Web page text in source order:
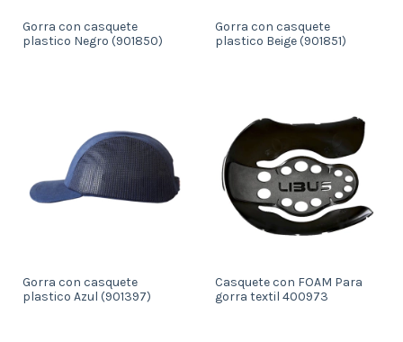
Gorra con casquete
plastico Negro (901850)
Gorra con casquete
plastico Beige (901851)
Gorra con casquete
plastico Azul (901397)
Casquete con FOAM Para
gorra textil 400973